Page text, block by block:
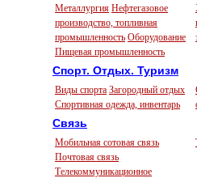
Металлургия Нефтегазовое
производство, топливная
промышленность Оборудование
Пищевая промышленность
Спорт. Отдых. Туризм
Виды спорта Загородный отдых
Спортивная одежда, инвентарь
Связь
Мобильная сотовая связь
Почтовая связь
Телекоммуникационное